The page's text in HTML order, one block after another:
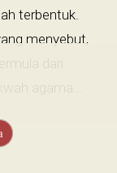
terbentuk.
menyebut,
dari
agama...